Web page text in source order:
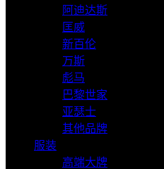
阿迪达斯
匡威
新百伦
万斯
彪马
巴黎世家
亚瑟士
其他品牌
服装
高端大牌